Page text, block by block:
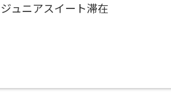
ュニアスイート滞在